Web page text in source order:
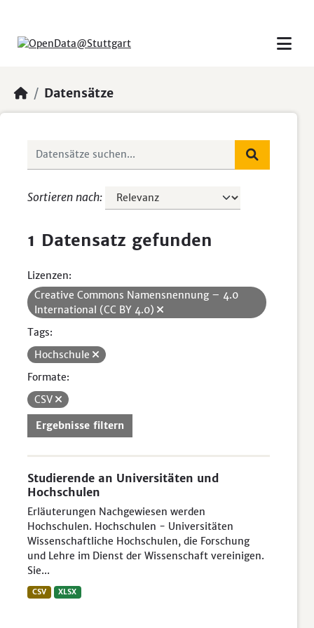
Datensätze
Sortieren nach
1 Datensatz gefunden
Lizenzen:
Creative Commons Namensnennung – 4.0
International (CC BY 4.0)
Tags:
Hochschule
Formate:
CSV
Ergebnisse filtern
Studierende an Universitäten und
Hochschulen
Erläuterungen Nachgewiesen werden
Hochschulen. Hochschulen - Universitäten
Wissenschaftliche Hochschulen, die Forschung
und Lehre im Dienst der Wissenschaft vereinigen.
Sie...
CSV XLSX